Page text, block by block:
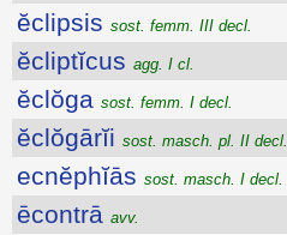
ĕclipsis sost. femm. III decl.
ĕcliptĭcus agg. I cl.
ĕclŏga sost. femm. I decl.
ĕclŏgārĭi sost. masch. pl. II decl.
ecnĕphĭās sost. masch. I decl.
ēcontrā avv.